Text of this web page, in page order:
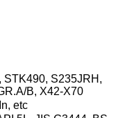
STK490, S235JRH,
B, X42-X70
etc